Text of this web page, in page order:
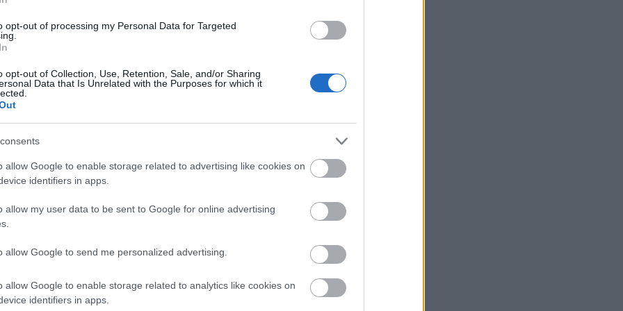
opt-out of processing my Personal Data for Targeted
opt-out of Collection, Use, Retention, Sale, and/or Sharing
Data that Is Unrelated with the Purposes for which it
allow Google to enable storage related to advertising like cookies on
identifiers in apps.
allow my user data to be sent to Google for online advertising
allow Google to send me personalized advertising.
allow Google to enable storage related to analytics like cookies on
identifiers in apps.
audioguide-okat is beszereztek, valamint nyolc
hegységben található nyolc barlang és a
élőhelyek helyreállítása.
létrák és kötelek rögzítésével valósult meg;
állapotának és a denevérállomány
helyzet javítása érdekében tett
javult az érintett élőhelyek állapota - számolt be